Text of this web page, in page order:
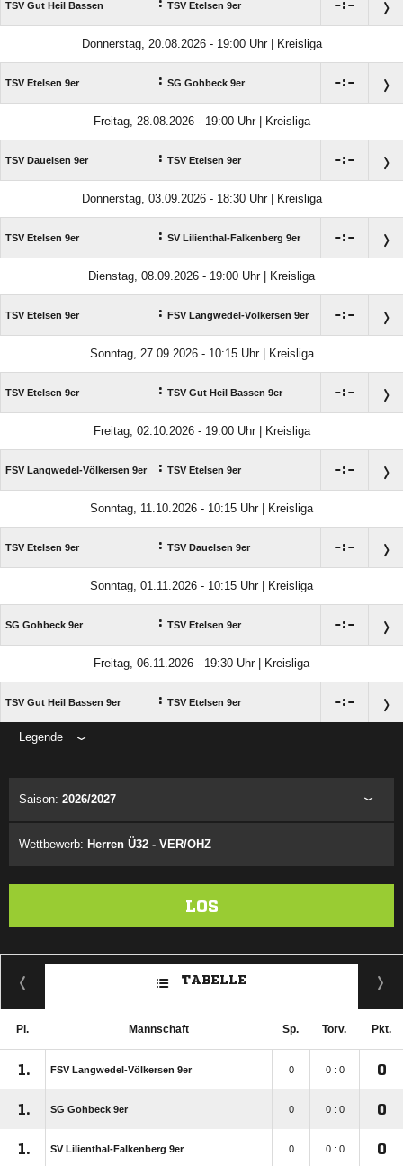
TSV Gut Heil Bassen : TSV Etelsen 9er :
Donnerstag, 20.08.2026 - 19:00 Uhr | Kreisliga
TSV Etelsen 9er : SG Gohbeck 9er :
Freitag, 28.08.2026 - 19:00 Uhr | Kreisliga
TSV Dauelsen 9er : TSV Etelsen 9er :
Donnerstag, 03.09.2026 - 18:30 Uhr | Kreisliga
TSV Etelsen 9er : SV Lilienthal-Falkenberg 9er :
Dienstag, 08.09.2026 - 19:00 Uhr | Kreisliga
TSV Etelsen 9er : FSV Langwedel-Völkersen 9er :
Sonntag, 27.09.2026 - 10:15 Uhr | Kreisliga
TSV Etelsen 9er : TSV Gut Heil Bassen 9er :
Freitag, 02.10.2026 - 19:00 Uhr | Kreisliga
FSV Langwedel-Völkersen 9er : TSV Etelsen 9er :
Sonntag, 11.10.2026 - 10:15 Uhr | Kreisliga
TSV Etelsen 9er : TSV Dauelsen 9er :
Sonntag, 01.11.2026 - 10:15 Uhr | Kreisliga
SG Gohbeck 9er : TSV Etelsen 9er :
Freitag, 06.11.2026 - 19:30 Uhr | Kreisliga
TSV Gut Heil Bassen 9er : TSV Etelsen 9er :
Legende
Saison: 2026/2027
Wettbewerb: Herren Ü32 - VER/OHZ
LOS
TABELLE
Pl. Mannschaft Sp. Torv. Pkt.
1. FSV Langwedel-Völkersen 9er 0 0 : 0 0
1. SG Gohbeck 9er 0 0 : 0 0
1. SV Lilienthal-Falkenberg 9er 0 0 : 0 0